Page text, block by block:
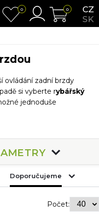
CZ
SK
0 0
ovládání zadní brzdy
si vyberte rybářský
jednoduše
který máte
plavanou a feeder
Doporučujeme
Počet: